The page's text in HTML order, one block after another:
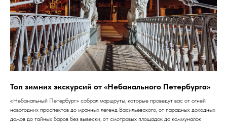
Топ зимних экскурсий от «Небанального Петербурга»
«Небанальный Петербург» собрал маршруты, которые проведут вас от огней
новогодних проспектов до мрачных легенд Васильевского, от парадных доходных
домов до тайных баров без вывески, от смотровых площадок до коммуналок